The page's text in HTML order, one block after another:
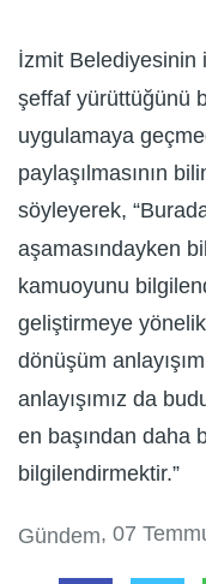
İzmit Belediyesinin
şeffaf yürüttüğünü
uygulamaya
paylaşılmasının
söyleyerek,
aşamasındayken
kamuoyunu
geliştirmeye yönelik
dönüşüm
anlayışımız da
en başından daha
bilgilendirmektir.”
Gündem, 07